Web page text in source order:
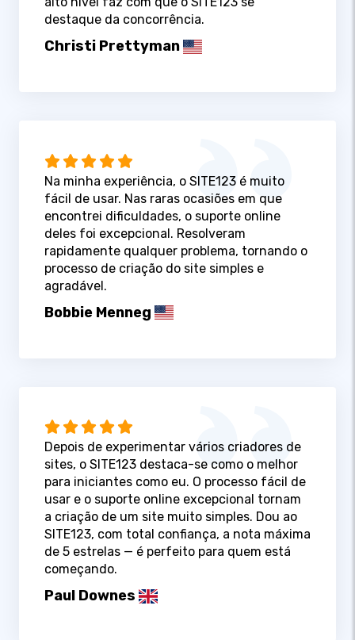
destaque da concorrência.
Christi Prettyman
Na minha experiência, o SITE123 é muito
fácil de usar. Nas raras ocasiões em que
encontrei dificuldades, o suporte online
deles foi excepcional. Resolveram
rapidamente qualquer problema, tornando o
processo de criação do site simples e
agradável.
Bobbie Menneg
Depois de experimentar vários criadores de
sites, o SITE123 destaca-se como o melhor
para iniciantes como eu. O processo fácil de
usar e o suporte online excepcional tornam
a criação de um site muito simples. Dou ao
SITE123, com total confiança, a nota máxima
de 5 estrelas — é perfeito para quem está
começando.
Paul Downes